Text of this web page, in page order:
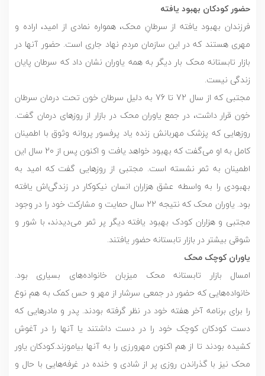
حضور کودکان بهبود یافته
فرزندان بهبود یافته از سرطانِ محک، همواره نمادی از امید، اراده و
مهری هستند که در این سازمان مردم نهاد جاری است. حضور آنها در
بازار تابستانه محک بار دیگر به همه یاوران نشان داد که سرطان پایان
زندگی نیست.
مجتبی که از سال 72 تا 76 به دلیل سرطان خون تحت درمان سرطان
خون قرار داشت، در جمع یاوران محک در بازار از روزهای درمان گفت.
روزهایی که پزشک مهربانش زنده یاد پرفسور پروانه وثوق با اطمینان
کامل به او می‌گفت که بهبود خواهد یافت و اکنون پس از 20 سال این
اطمینان به ثمر نشسته است. مجتبی از روزهایی گفت که امید به
بهبودی را به واسطه عشق هزاران انسان نیکوکار در زندگی‌اش یافته
بود. یاوران محک که نتیجه 22 سال حمایت و مشارکت خود را در وجود
مجتبی و هزاران کودک بهبود یافته دیگر پر ثمر می‌دیدند، با شور و
شوقی بیشتر در بازار تابستانه حضور یافتند.
یاوران کوچک محک
امسال بازار تابستانه محک میزبان خانواده‌های بسیاری بود.
خانواده‌هایی که حضور در جمعی سرشار از مهر و حس کمک به هم نوع
را برای برنامه آخر هفته خود در نظر گرفته بودند. پدر و مادرهایی که
دست کودکان کوچک خود را در دست داشتند یا آنها را در آغوش
کشیده بودند تا از هم اکنون مهرورزی را به آنها بیاموزند.کودکان یاور
محک نیز با گذراندن روزی پر از شادی و خنده در غرفه‌هایی با حال و